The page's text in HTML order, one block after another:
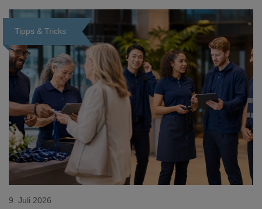
Tipps & Tricks
Loading...
9. Juli 2026